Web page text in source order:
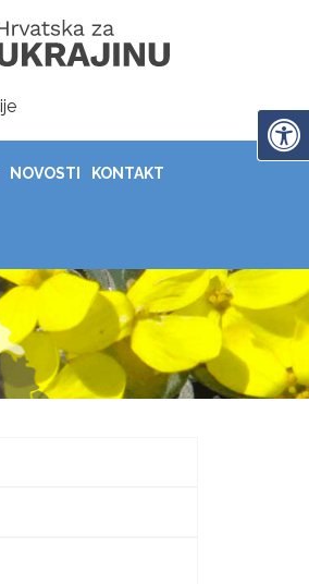
hrvatskih branitelja u
branitelja i 31. obljetnice vojno-redarstvene operacije
NOVOSTI KONTAKT